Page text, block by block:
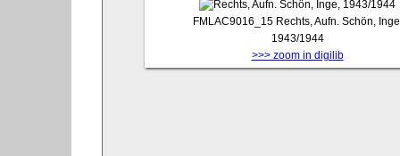
FMLAC9016_15 Rechts, Aufn. Schön,
1943/1944
>>> zoom in digilib